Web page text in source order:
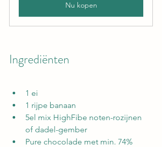
Nu kopen
Ingrediënten
1 ei
1 rijpe banaan
5el mix HighFibe noten-rozijnen
of dadel-gember
Pure chocolade met min. 74%